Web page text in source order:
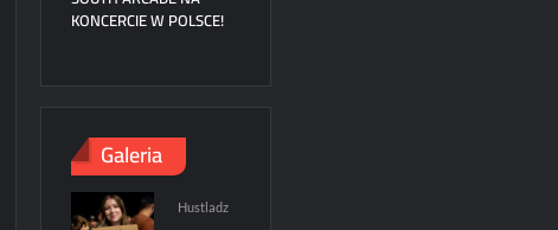
KONCERCIE W POLSCE!
Galeria
Hustladz